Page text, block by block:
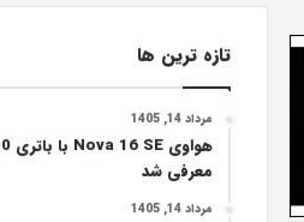
تازه ترین ها
مرداد 14, 1405
معرفی شد
مرداد 14, 1405